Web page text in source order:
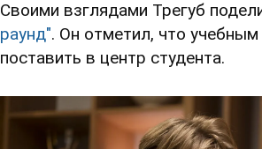
Своими взглядами Трегуб
раунд". Он отметил, что
поставить в центр студента.